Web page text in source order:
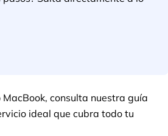
consulta nuestra guía
ideal que cubra todo tu